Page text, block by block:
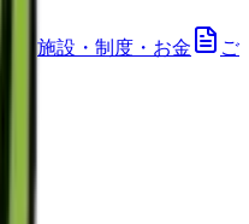
施設・制度・お金
ご